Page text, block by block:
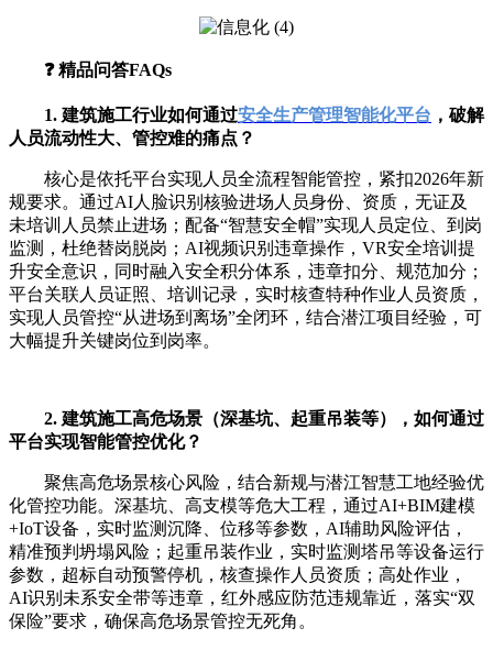
❓ 精品问答FAQs
1. 建筑施工行业如何通过安全生产管理智能化平台 ，破解
人员流动性大、管控难的痛点？
核心是依托平台实现人员全流程智能管控，紧扣2026年新
规要求。通过AI人脸识别核验进场人员身份、资质，无证及
未培训人员禁止进场；配备“智慧安全帽”实现人员定位、到岗
监测，杜绝替岗脱岗；AI视频识别违章操作，VR安全培训提
升安全意识，同时融入安全积分体系，违章扣分、规范加分；
平台关联人员证照、培训记录，实时核查特种作业人员资质，
实现人员管控“从进场到离场”全闭环，结合潜江项目经验，可
大幅提升关键岗位到岗率。
2. 建筑施工高危场景（深基坑、起重吊装等），如何通过
平台实现智能管控优化？
聚焦高危场景核心风险，结合新规与潜江智慧工地经验优
化管控功能。深基坑、高支模等危大工程，通过AI+BIM建模
+IoT设备，实时监测沉降、位移等参数，AI辅助风险评估，
精准预判坍塌风险；起重吊装作业，实时监测塔吊等设备运行
参数，超标自动预警停机，核查操作人员资质；高处作业，
AI识别未系安全带等违章，红外感应防范违规靠近，落实“双
保险”要求，确保高危场景管控无死角。